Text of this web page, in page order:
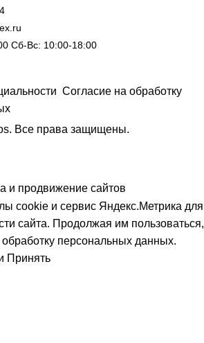
Сб-Вс: 10:00-18:00
Согласие на обработку
Все права защищены.
и продвижение сайтов
cookie и сервис Яндекс.Метрика для
сайта. Продолжая им пользоваться,
персональных данных.
Принять